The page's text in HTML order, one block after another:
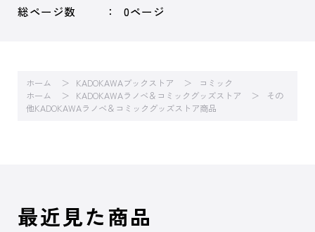
総ページ数 0ページ
ホーム KADOKAWAブックストア
コミック
ホーム
KADOKAWAラノベ＆コミックグッズストア
その
他KADOKAWAラノベ＆コミックグッズストア商品
最近見た商品